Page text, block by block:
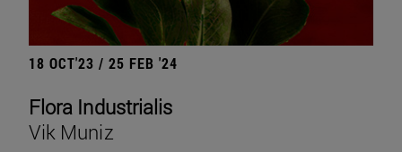
18 OCT'23 / 25 FEB '24
Flora Industrialis
Vik Muniz